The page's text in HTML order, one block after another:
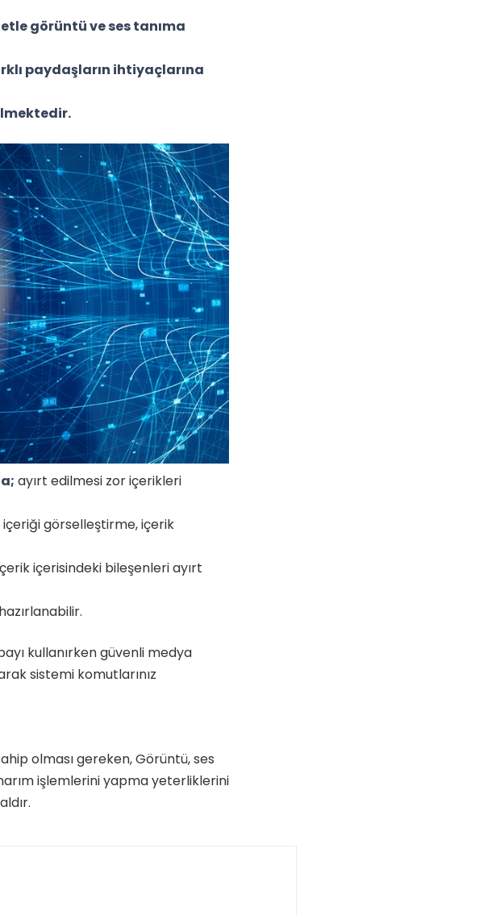
görüntü ve ses tanıma
paydaşların ihtiyaçlarına
ayırt edilmesi zor içerikleri
içeriği görselleştirme, içerik
içerisindeki bileşenleri ayırt
kullanırken güvenli medya
sistemi komutlarınız
olması gereken, Görüntü, ses
işlemlerini yapma yeterliklerini